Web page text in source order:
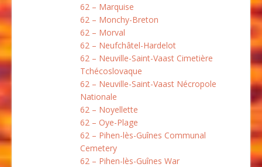
62 – Marquise
62 – Monchy-Breton
62 – Morval
62 – Neufchâtel-Hardelot
62 – Neuville-Saint-Vaast Cimetière
Tchécoslovaque
62 – Neuville-Saint-Vaast Nécropole
Nationale
62 – Noyellette
62 – Oye-Plage
62 – Pihen-lès-Guînes Communal
Cemetery
62 – Pihen-lès-Guînes War